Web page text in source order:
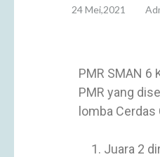
24 Mei,2021
PMR SMAN 6
PMR yang
lomba
Juara 2